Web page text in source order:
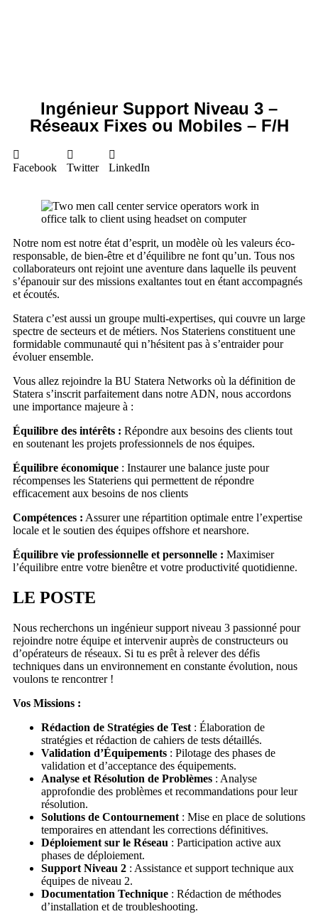
Ingénieur Support Niveau 3 –
Réseaux Fixes ou Mobiles – F/H
Facebook Twitter LinkedIn
Notre nom est notre état d’esprit, un modèle où les valeurs éco-
responsable, de bien-être et d’équilibre ne font qu’un. Tous nos
collaborateurs ont rejoint une aventure dans laquelle ils peuvent
s’épanouir sur des missions exaltantes tout en étant accompagnés
et écoutés.
Statera c’est aussi un groupe multi-expertises, qui couvre un large
spectre de secteurs et de métiers. Nos Stateriens constituent une
formidable communauté qui n’hésitent pas à s’entraider pour
évoluer ensemble.
Vous allez rejoindre la BU Statera Networks où la définition de
Statera s’inscrit parfaitement dans notre ADN, nous accordons
une importance majeure à :
Équilibre des intérêts : Répondre aux besoins des clients tout
en soutenant les projets professionnels de nos équipes.
Équilibre économique : Instaurer une balance juste pour
récompenses les Stateriens qui permettent de répondre
efficacement aux besoins de nos clients
Compétences : Assurer une répartition optimale entre l’expertise
locale et le soutien des équipes offshore et nearshore.
Équilibre vie professionnelle et personnelle : Maximiser
l’équilibre entre votre bienêtre et votre productivité quotidienne.
LE POSTE
Nous recherchons un ingénieur support niveau 3 passionné pour
rejoindre notre équipe et intervenir auprès de constructeurs ou
d’opérateurs de réseaux. Si tu es prêt à relever des défis
techniques dans un environnement en constante évolution, nous
voulons te rencontrer !
Vos Missions :
Rédaction de Stratégies de Test : Élaboration de
stratégies et rédaction de cahiers de tests détaillés.
Validation d’Équipements : Pilotage des phases de
validation et d’acceptance des équipements.
Analyse et Résolution de Problèmes : Analyse
approfondie des problèmes et recommandations pour leur
résolution.
Solutions de Contournement : Mise en place de solutions
temporaires en attendant les corrections définitives.
Déploiement sur le Réseau : Participation active aux
phases de déploiement.
Support Niveau 2 : Assistance et support technique aux
équipes de niveau 2.
Documentation Technique : Rédaction de méthodes
d’installation et de troubleshooting.